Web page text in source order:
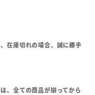
在庫切れの場合、誠に勝手
、全ての商品が揃ってから